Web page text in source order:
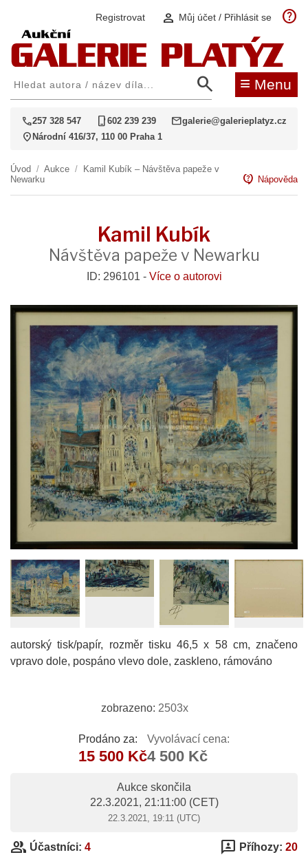
Registrovat person Můj účet / Přihlásit se help
search ≡ Menu
call257 328 547 phone_iphone602 239 239 mailgalerie@galerieplatyz.cz
location_on Národní 416/37, 110 00 Praha 1
Úvod / Aukce /
Kamil Kubík – Návštěva papeže v
Newarku
contact_support Nápověda
Kamil Kubík
Návštěva papeže v Newarku
ID: 296101 - Více o autorovi
autorský tisk/papír, rozměr tisku 46,5 x 58 cm, značeno
vpravo dole, pospáno vlevo dole, zaskleno, rámováno
zobrazeno: 2503x
Prodáno za:
15 500 Kč
Vyvolávací cena:
4 500 Kč
Aukce skončila
22.3.2021, 21:11:00(CET)
22.3.2021, 19:11 (UTC)
group Účastníci: 4 3p Příhozy: 20